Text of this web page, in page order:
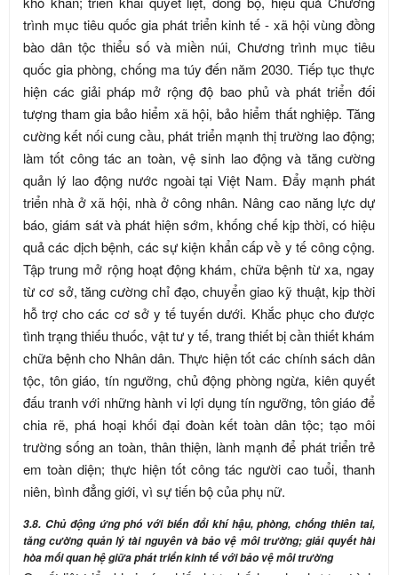
trình mục tiêu quốc gia phát triển kinh tế - xã hội vùng đồng
bào dân tộc thiểu số và miền núi, Chương trình mục tiêu
quốc gia phòng, chống ma túy đến năm 2030. Tiếp tục thực
hiện các giải pháp mở rộng độ bao phủ và phát triển đối
tượng tham gia bảo hiểm xã hội, bảo hiểm thất nghiệp. Tăng
cường kết nối cung cầu, phát triển mạnh thị trường lao động;
làm tốt công tác an toàn, vệ sinh lao động và tăng cường
quản lý lao động nước ngoài tại Việt Nam. Đẩy mạnh phát
triển nhà ở xã hội, nhà ở công nhân. Nâng cao năng lực dự
báo, giám sát và phát hiện sớm, khống chế kịp thời, có hiệu
quả các dịch bệnh, các sự kiện khẩn cấp về y tế công cộng.
Tập trung mở rộng hoạt động khám, chữa bệnh từ xa, ngay
từ cơ sở, tăng cường chỉ đạo, chuyển giao kỹ thuật, kịp thời
hỗ trợ cho các cơ sở y tế tuyến dưới. Khắc phục cho được
tình trạng thiếu thuốc, vật tư y tế, trang thiết bị cần thiết khám
chữa bệnh cho Nhân dân. Thực hiện tốt các chính sách dân
tộc, tôn giáo, tín ngưỡng, chủ động phòng ngừa, kiên quyết
đấu tranh với những hành vi lợi dụng tín ngưỡng, tôn giáo để
chia rẽ, phá hoại khối đại đoàn kết toàn dân tộc; tạo môi
trường sống an toàn, thân thiện, lành mạnh để phát triển trẻ
em toàn diện; thực hiện tốt công tác người cao tuổi, thanh
niên, bình đẳng giới, vì sự tiến bộ của phụ nữ.
3.8. Chủ động ứng phó với biến đổi khí hậu, phòng, chống thiên tai,
tăng cường quản lý tài nguyên và bảo vệ môi trường; giải quyết hài
hòa mối quan hệ giữa phát triển kinh tế với bảo vệ môi trường